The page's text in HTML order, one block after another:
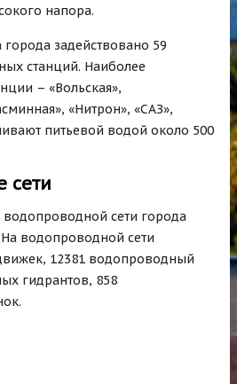
напора.
задействовано 59
станций. Наиболее
– «Вольская»,
«Нитрон», «САЗ»,
питьевой водой около 500
сети
сети города
На водопроводной сети
12381 водопроводный
гидрантов, 858